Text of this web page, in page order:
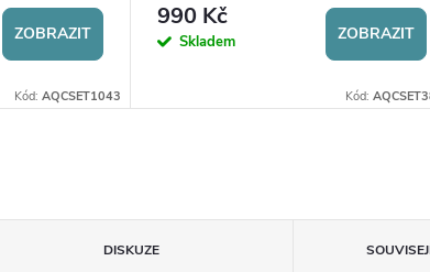
DISKUZE
ZOBRAZIT
Kód: AQCSET1043
990 Kč
Skladem ZOBRAZIT
Kód: